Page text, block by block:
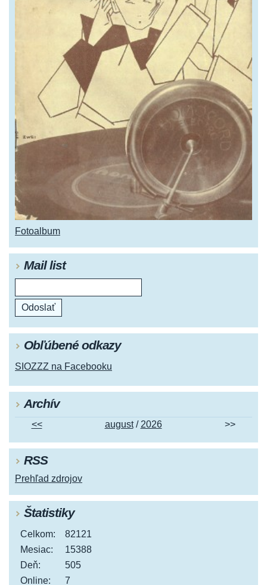
Fotoalbum
Mail list
Obľúbené odkazy
SIOZZZ na Facebooku
Archív
<< august/ 2026 >>
RSS
Prehľad zdrojov
Štatistiky
Online: 7
Celkom:
82121
Mesiac:
15388
Deň:
505